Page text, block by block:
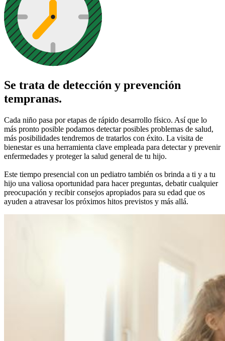
Se trata de detección y prevención
tempranas.
Cada niño pasa por etapas de rápido desarrollo físico. Así que lo
más pronto posible podamos detectar posibles problemas de salud,
más posibilidades tendremos de tratarlos con éxito. La visita de
bienestar es una herramienta clave empleada para detectar y prevenir
enfermedades y proteger la salud general de tu hijo.
Este tiempo presencial con un pediatro también os brinda a ti y a tu
hijo una valiosa oportunidad para hacer preguntas, debatir cualquier
preocupación y recibir consejos apropiados para su edad que os
ayuden a atravesar los próximos hitos previstos y más allá.